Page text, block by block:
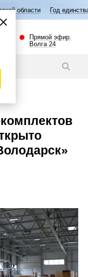
единства народов России
Прямой эфир.
Волга 24